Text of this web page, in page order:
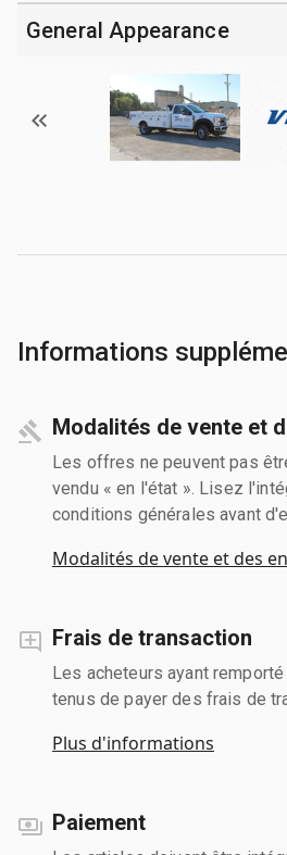
General Appearance
Informations
Modalités de vente et
Les offres ne peuvent pas
vendu « en l'état ». Lisez
conditions générales avant
Modalités de vente et des
Frais de transaction
Les acheteurs ayant
tenus de payer des frais de
Plus d'informations
Paiement